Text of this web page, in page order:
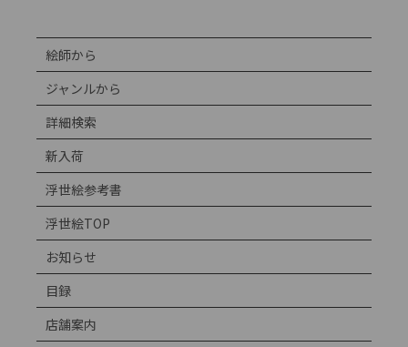
絵師から
ジャンルから
詳細検索
新入荷
浮世絵参考書
浮世絵TOP
お知らせ
目録
店舗案内